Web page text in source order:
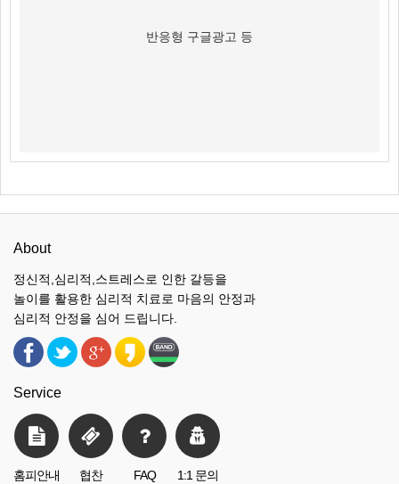
반응형 구글광고 등
About
정신적,심리적,스트레스로 인한 갈등을
놀이를 활용한 심리적 치료로 마음의 안정과
심리적 안정을 심어 드립니다.
Service
홈피안내 협찬 FAQ 1:1 문의